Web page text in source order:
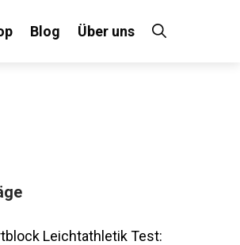
Blog Über uns
Leichtathletik Test: